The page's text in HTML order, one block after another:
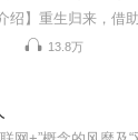
13.8万